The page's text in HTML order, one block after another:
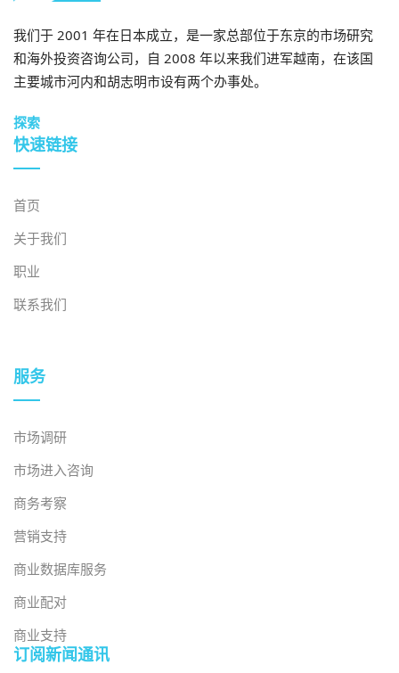
我们于 2001 年在日本成立，是一家总部位于东京的市场研究
和海外投资咨询公司，自 2008 年以来我们进军越南，在该国
主要城市河内和胡志明市设有两个办事处。
探索
快速链接
首页
关于我们
职业
联系我们
服务
市场调研
市场进入咨询
商务考察
营销支持
商业数据库服务
商业配对
商业支持
订阅新闻通讯